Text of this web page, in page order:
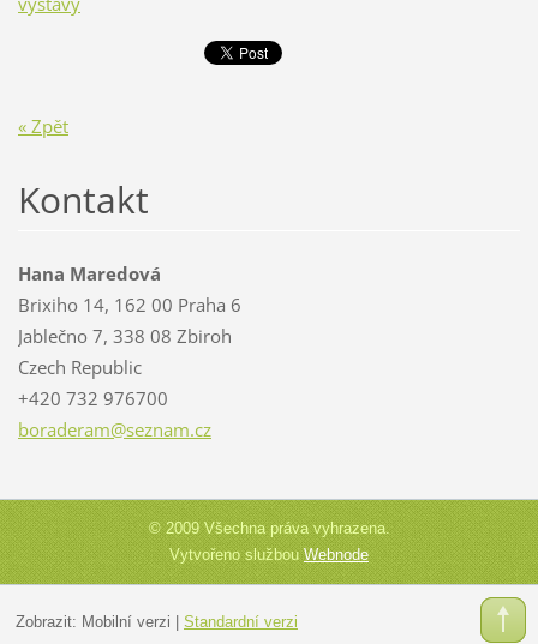
« Zpět
Kontakt
Hana Maredová
Brixiho 14, 162 00 Praha 6
Jablečno 7, 338 08 Zbiroh
Czech Republic
+420 732 976700
boraderam@seznam.cz
© 2009 Všechna práva vyhrazena.
Vytvořeno službouWebnode
Zobrazit: Mobilní verzi Standardní verzi